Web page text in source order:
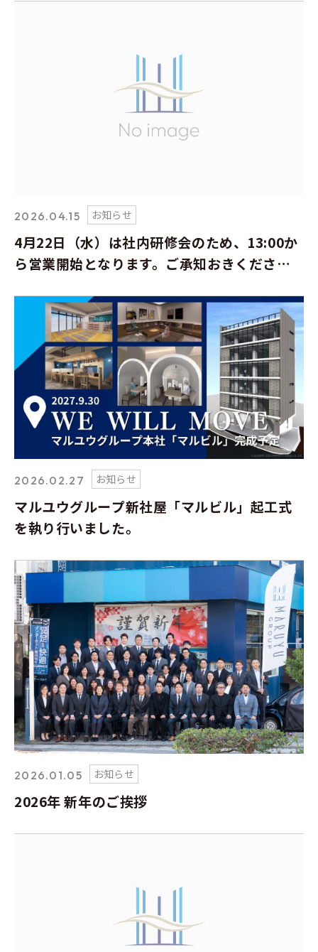
2026.04.15 お知らせ
4月22日（水）は社内研修会のため、13:00か
ら営業開始となります。ご承知おきくださ
2026.02.27 お知らせ
マルユウグループ新社屋「マルビル」起工式
を執り行いました。
2026.01.05 お知らせ
2026年 新年のご挨拶